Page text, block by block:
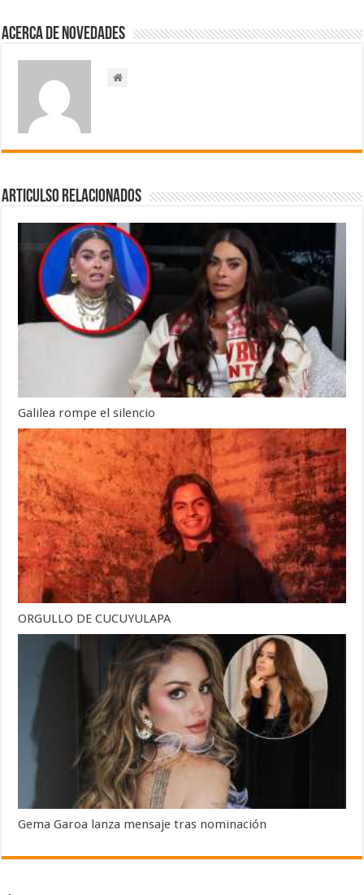
Acerca de NOVEDADES
Articulso Relacionados
Galilea rompe el silencio
ORGULLO DE CUCUYULAPA
Gema Garoa lanza mensaje tras nominación